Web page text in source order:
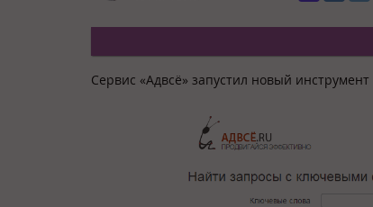
Сервис «Адвсё» запустил новый